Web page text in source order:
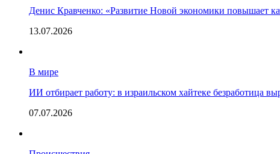
Денис Кравченко: «Развитие Новой экономики повышает
13.07.2026
В мире
ИИ отбирает работу: в израильском хайтеке безработица
07.07.2026